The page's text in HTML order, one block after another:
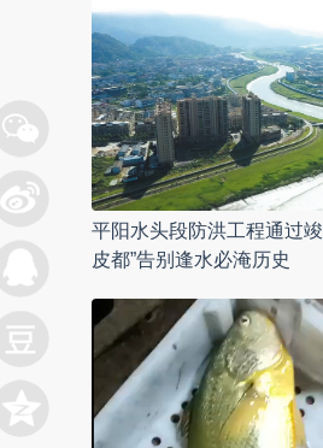
平阳水头段防洪工程通过竣
皮都”告别逢水必淹历史